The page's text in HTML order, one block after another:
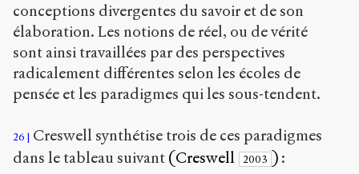
conceptions divergentes du savoir et de son
élaboration. Les notions de réel, ou de vérité
sont ainsi travaillées par des perspectives
radicalement différentes selon les écoles de
pensée et les paradigmes qui les sous-tendent.
26
Creswell synthétise trois de ces paradigmes
dans le tableau suivant (Creswell 2003 ) :